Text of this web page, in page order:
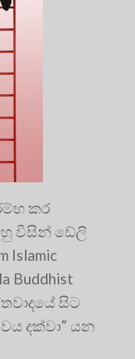
කර
විසින් ඩේලි
Islamic
Buddhist
සිට
දක්වා” යන